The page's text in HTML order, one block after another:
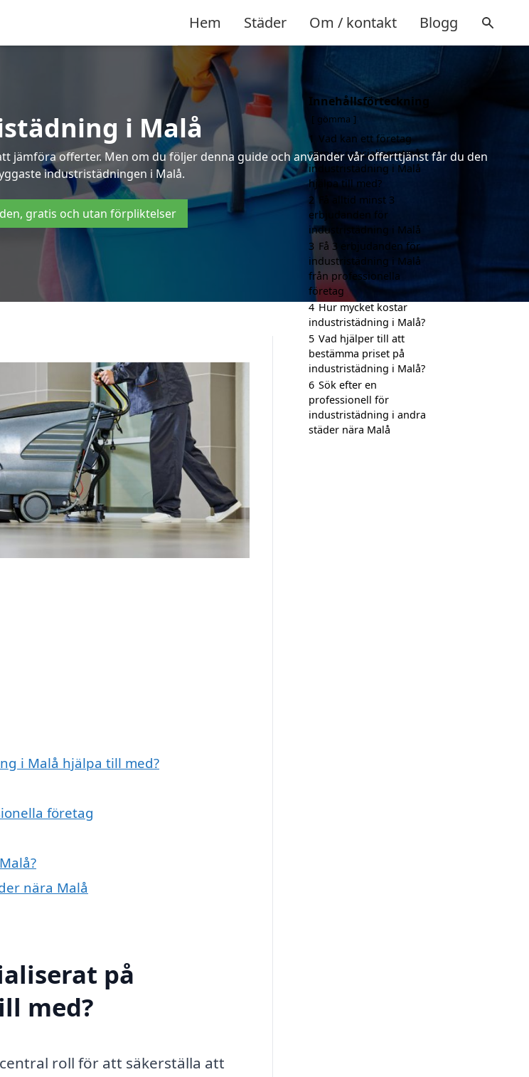
Hem Städer Om / kontakt Blogg
i Malå
jämföra offerter. Men om du följer denna guide och använder vår offerttjänst får du den
industristädningen i Malå.
gratis och utan förpliktelser
i Malå hjälpa till med?
företag
nära Malå
på
med?
roll för att säkerställa att
Innehållsförteckning
gömma
1 Vad kan ett företag
som är specialiserat på
industristädning i Malå
hjälpa till med?
2 Få alltid minst 3
erbjudanden för
industristädning i Malå
3 Få 3 erbjudanden för
industristädning i Malå
från professionella
företag
4 Hur mycket kostar
industristädning i Malå?
5 Vad hjälper till att
bestämma priset på
industristädning i Malå?
6 Sök efter en
professionell för
industristädning i andra
städer nära Malå